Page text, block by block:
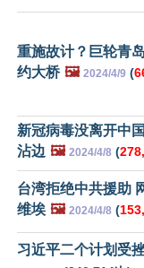
重施故计？巨轮青
约大桥 🖼️ 2024/4/9 (
新冠病毒没离开中
沾边 🖼️ 2024/4/8 (
台湾拒绝中共援助
维埃 🖼️ 2024/4/8 (
习近平二个计划受